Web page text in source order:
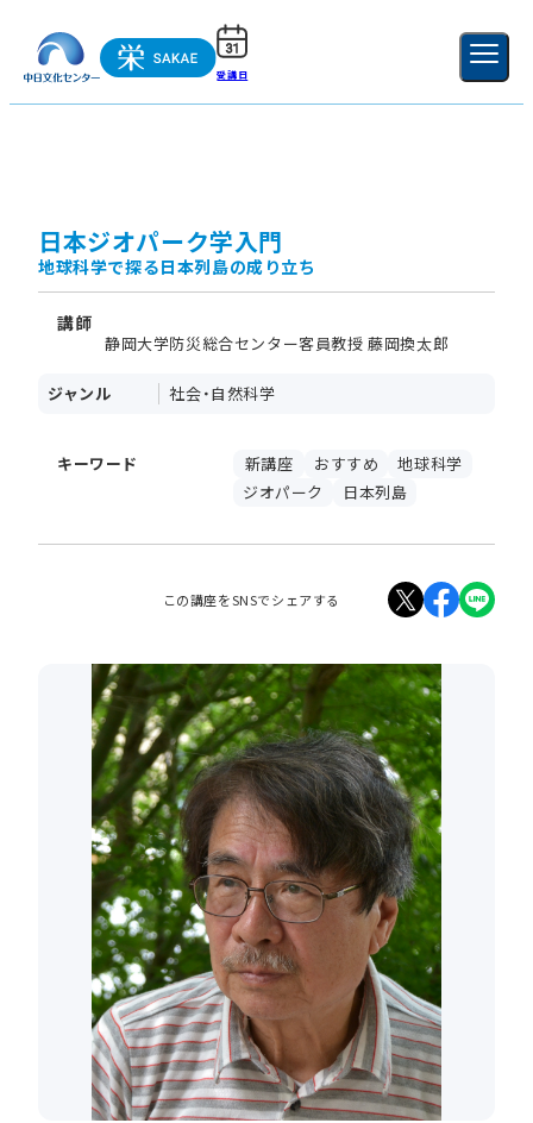
受講日 新規登録
日本ジオパーク学入門
地球科学で探る日本列島の成り立ち
講師
静岡大学防災総合センター客員教授 藤岡換太郎
ジャンル 社会・自然科学
キーワード 新講座 おすすめ
地球科学
ジオパーク
日本列島
この講座をSNSでシェアする